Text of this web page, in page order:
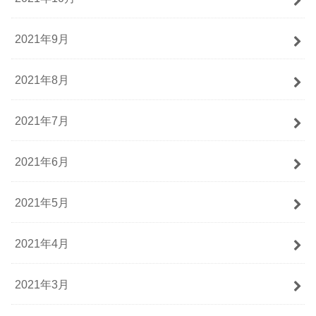
2021年9月
2021年8月
2021年7月
2021年6月
2021年5月
2021年4月
2021年3月